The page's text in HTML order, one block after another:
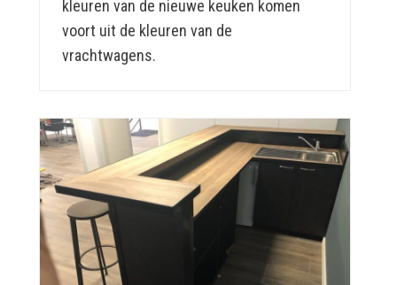
kleuren van de nieuwe keuken komen
voort uit de kleuren van de
vrachtwagens.